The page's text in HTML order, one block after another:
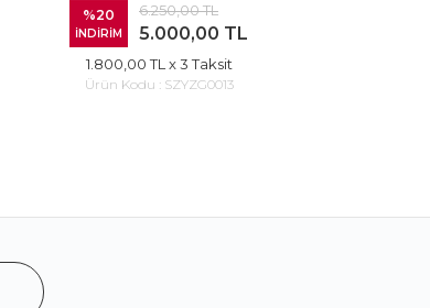
%20
İNDİRİM
6.250,00 TL
5.000,00 TL
1.800,00 TL x 3 Taksit
Ürün Kodu : SZYZG0013